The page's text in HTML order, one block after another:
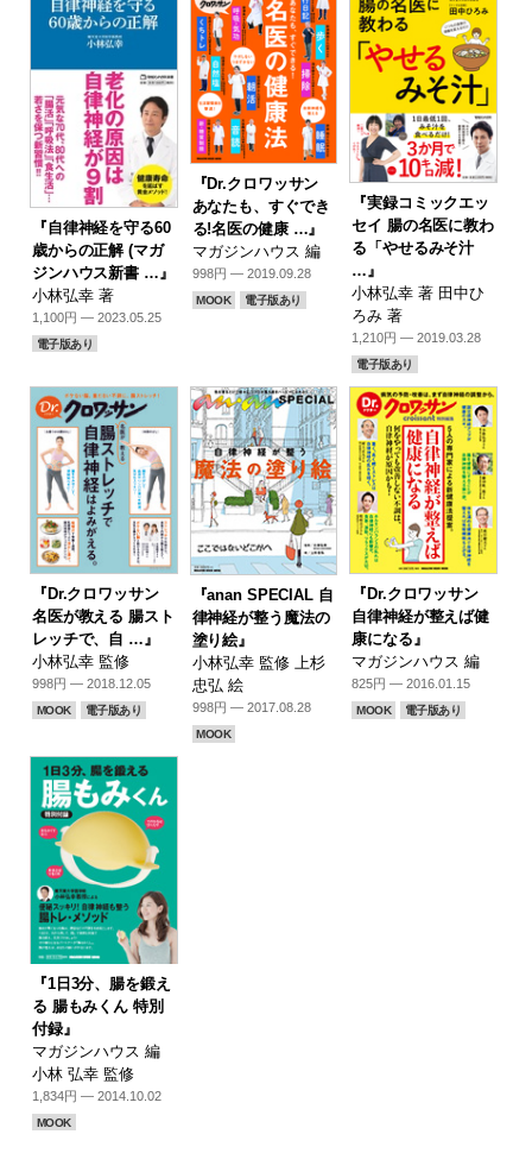
『自律神経を守る60
歳からの正解 (マガ
ジンハウス新書 …』
小林弘幸 著
1,100円 — 2023.05.25
電子版あり
『Dr.クロワッサン
あなたも、すぐでき
る!名医の健康 …』
マガジンハウス 編
998円 — 2019.09.28
MOOK 電子版あり
『実録コミックエッ
セイ 腸の名医に教わ
る「やせるみそ汁
…』
小林弘幸 著 田中ひ
ろみ 著
1,210円 — 2019.03.28
電子版あり
『Dr.クロワッサン
名医が教える 腸スト
レッチで、自 …』
小林弘幸 監修
998円 — 2018.12.05
MOOK 電子版あり
『anan SPECIAL 自
律神経が整う魔法の
塗り絵』
小林弘幸 監修 上杉
忠弘 絵
998円 — 2017.08.28
MOOK
『Dr.クロワッサン
自律神経が整えば健
康になる』
マガジンハウス 編
825円 — 2016.01.15
MOOK 電子版あり
『1日3分、腸を鍛え
る 腸もみくん 特別
付録』
マガジンハウス 編
小林 弘幸 監修
1,834円 — 2014.10.02
MOOK